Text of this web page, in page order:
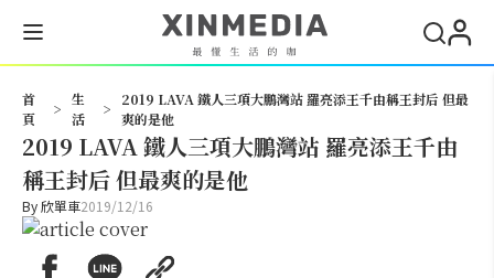
首
頁
>
生
活
>
2019 LAVA 鐵人三項大鵬灣站 羅亮添王千由稱王封后 但最
爽的是他
2019 LAVA 鐵人三項大鵬灣站 羅亮添王千由
稱王封后 但最爽的是他
By欣單車2019/12/16